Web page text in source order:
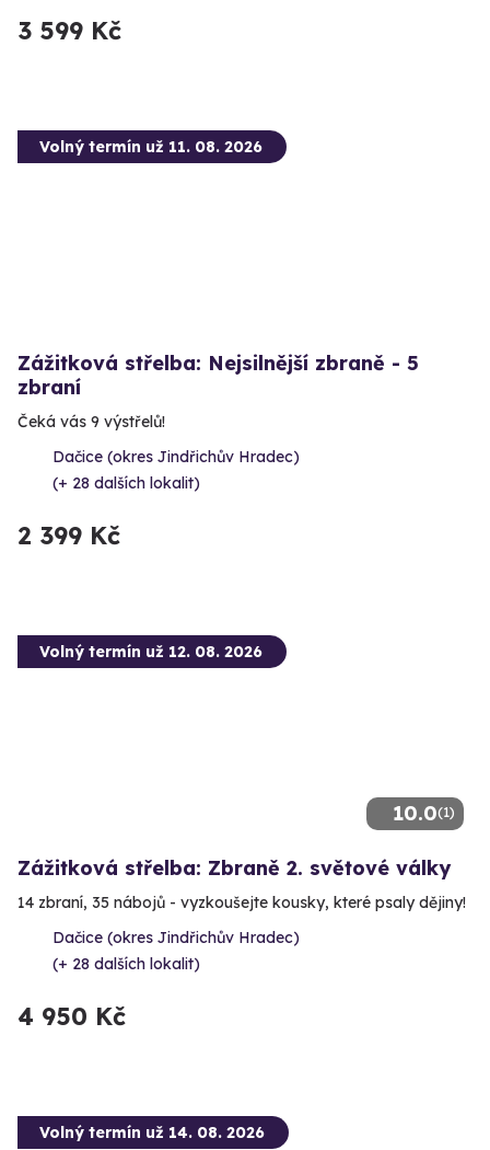
3 599 Kč
Volný termín už 11. 08. 2026
Zážitková střelba: Nejsilnější zbraně - 5
zbraní
Čeká vás 9 výstřelů!
Dačice (okres Jindřichův Hradec)
(+ 28 dalších lokalit)
2 399 Kč
10.0(1)
Volný termín už 12. 08. 2026
Zážitková střelba: Zbraně 2. světové války
14 zbraní, 35 nábojů - vyzkoušejte kousky, které psaly dějiny!
Dačice (okres Jindřichův Hradec)
(+ 28 dalších lokalit)
4 950 Kč
Volný termín už 14. 08. 2026